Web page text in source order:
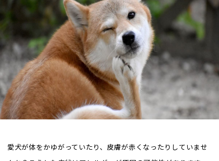
愛犬が体をかゆがっていたり、皮膚が赤くなったりしていませ